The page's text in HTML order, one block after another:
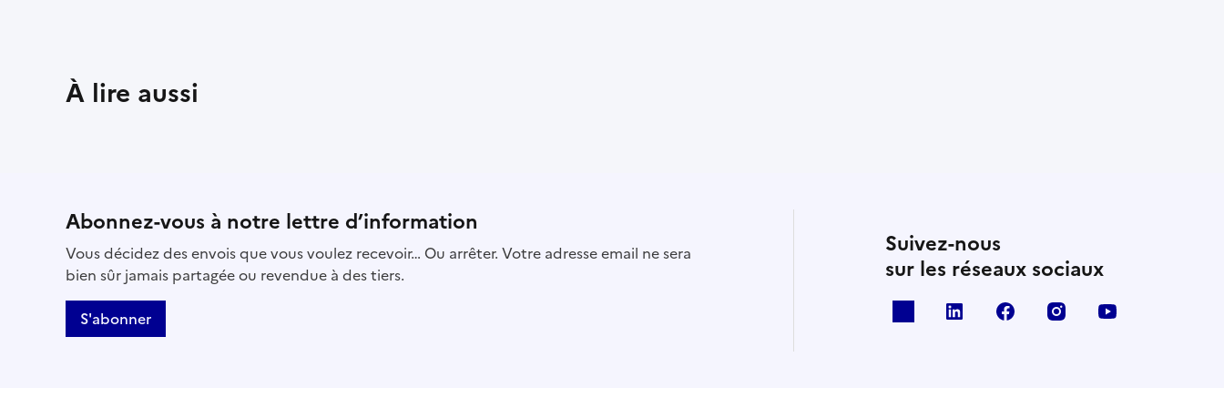
À lire aussi
Abonnez-vous à notre lettre d’information
Vous décidez des envois que vous voulez recevoir… Ou arrêter. Votre adresse email ne sera
bien sûr jamais partagée ou revendue à des tiers.
S'abonner
Suivez-nous
sur les réseaux sociaux
linkedin facebook instagram